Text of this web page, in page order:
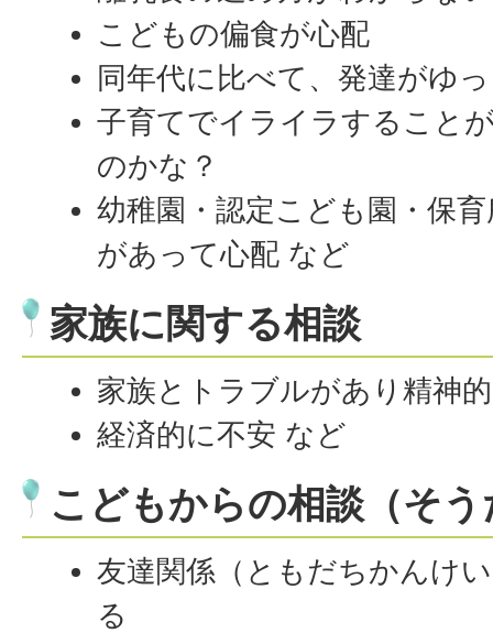
こどもの偏食が心配
同年代に比べて、発達がゆ
子育てでイライラすること
のかな？
幼稚園・認定こども園・保
があって心配 など
家族に関する相談
家族とトラブルがあり精神
経済的に不安 など
こどもからの相談（そ
友達関係（ともだちかんけ
る